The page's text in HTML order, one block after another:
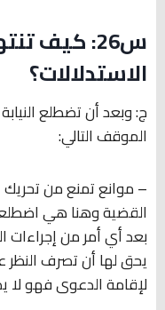
س26: كيف
الاستدلالات؟
ج: وبعد أن تضطلع
الموقف التالي:
– موانع تمنع من تحريك
القضية وهنا هي
بعد أي أمر من إجراءات
يحق لها أن تصرف النظر
لإقامة الدعوى فهو لا